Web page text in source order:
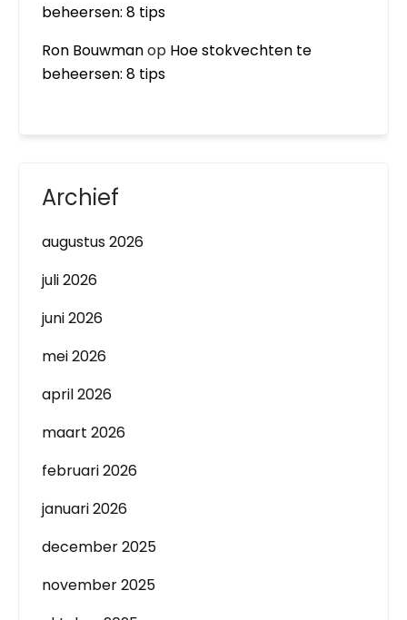
beheersen: 8 tips
Ron Bouwmanop Hoe stokvechten te
beheersen: 8 tips
Archief
augustus 2026
juli 2026
juni 2026
mei 2026
april 2026
maart 2026
februari 2026
januari 2026
december 2025
november 2025